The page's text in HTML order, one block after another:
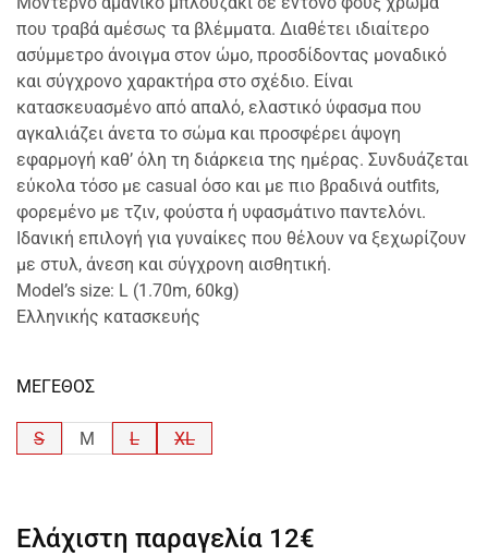
που τραβά αμέσως τα βλέμματα. Διαθέτει ιδιαίτερο
ασύμμετρο άνοιγμα στον ώμο, προσδίδοντας μοναδικό
και σύγχρονο χαρακτήρα στο σχέδιο. Είναι
κατασκευασμένο από απαλό, ελαστικό ύφασμα που
αγκαλιάζει άνετα το σώμα και προσφέρει άψογη
εφαρμογή καθ’ όλη τη διάρκεια της ημέρας. Συνδυάζεται
εύκολα τόσο με casual όσο και με πιο βραδινά outfits,
φορεμένο με τζιν, φούστα ή υφασμάτινο παντελόνι.
Ιδανική επιλογή για γυναίκες που θέλουν να ξεχωρίζουν
με στυλ, άνεση και σύγχρονη αισθητική.
Model’s size: L (1.70m, 60kg)
Ελληνικής κατασκευής
ΜΕΓΕΘΟΣ
S M L XL
Ελάχιστη παραγελία 12€